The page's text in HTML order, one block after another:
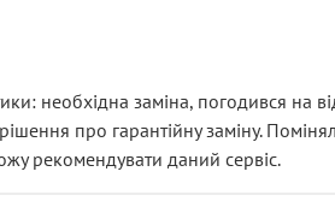
необхідна заміна, погодився на
про гарантійну заміну.
рекомендувати даний сервіс.